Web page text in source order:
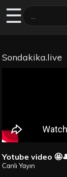
☰
Sondakika.live
Yotube video
Canlı Yayın